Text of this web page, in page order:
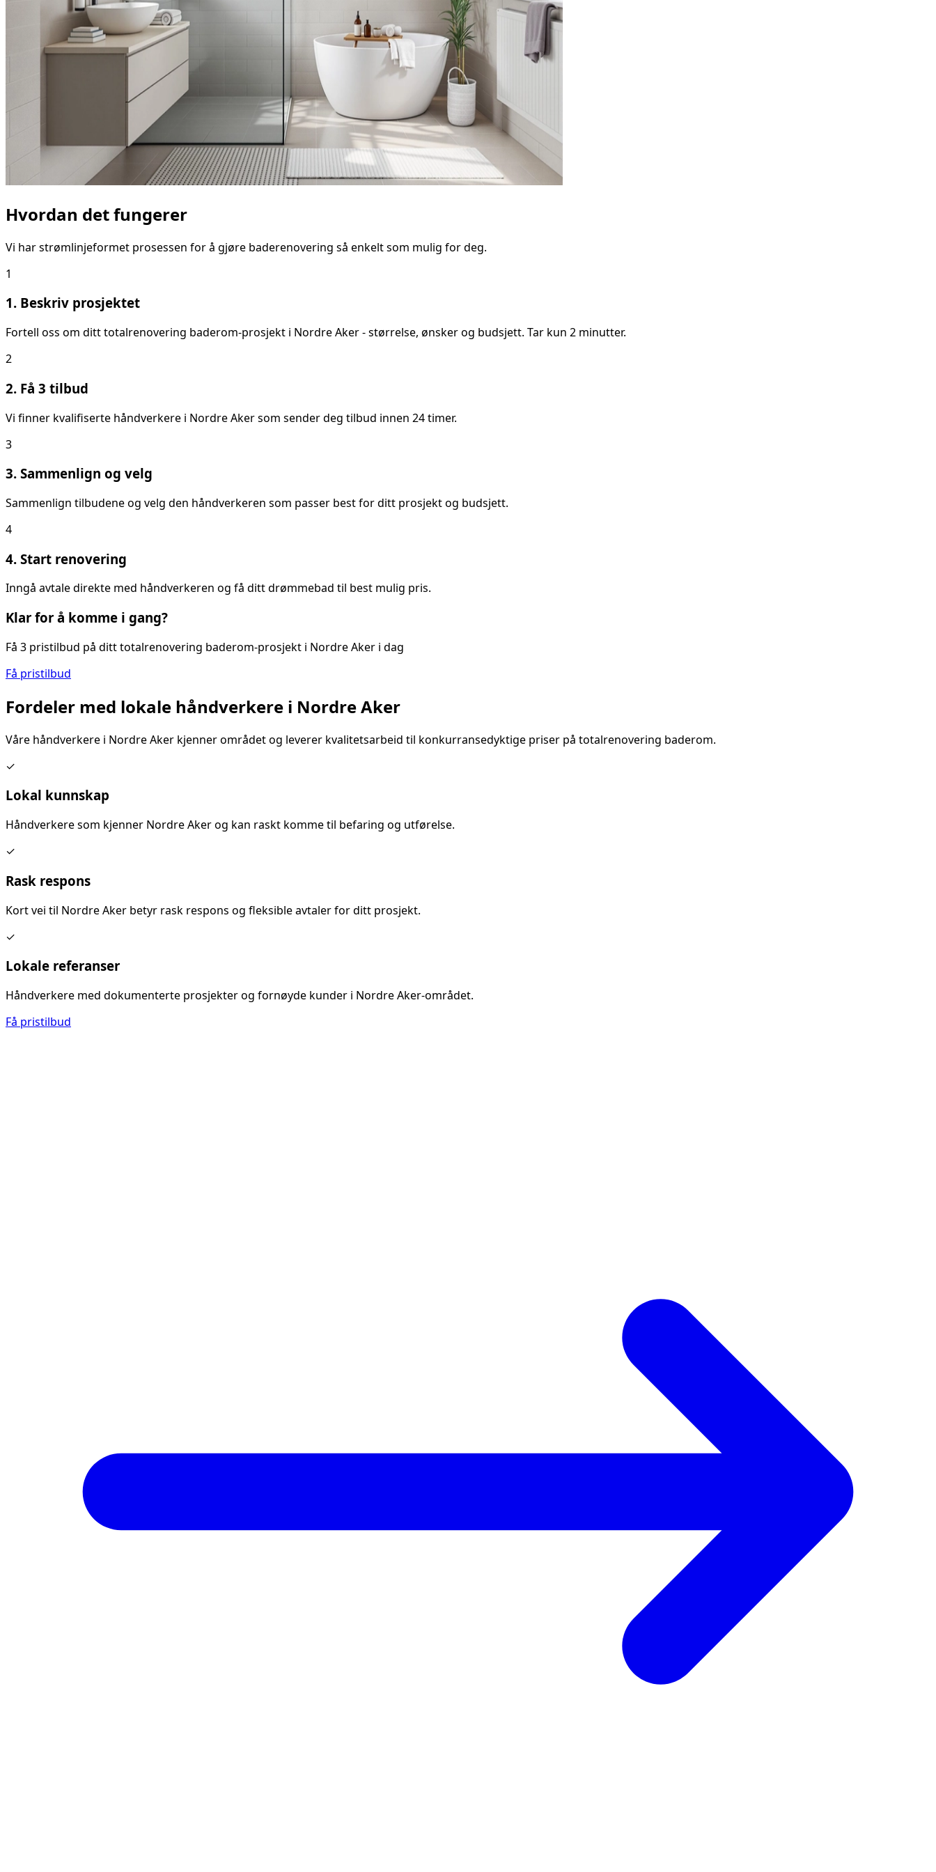
Hvordan det fungerer
Vi har strømlinjeformet prosessen for å gjøre baderenovering så enkelt som mulig for deg.
1
1. Beskriv prosjektet
Fortell oss om ditttotalrenovering baderom-prosjekt i Nordre Aker- størrelse, ønsker og budsjett. Tar kun 2 minutter.
2
2. Få 3 tilbud
Vi finner kvalifiserte håndverkere i Nordre Akersom sender deg tilbud innen 24 timer.
3
3. Sammenlign og velg
Sammenlign tilbudene og velg den håndverkeren som passer best for ditt prosjekt og budsjett.
4
4. Start renovering
Inngå avtale direkte med håndverkeren og få ditt drømmebad til best mulig pris.
Klar for å komme i gang?
Få 3 pristilbud på ditttotalrenovering baderom-prosjekt i Nordre Aker i dag
Få pristilbud
Fordeler med lokale håndverkere i Nordre Aker
Våre håndverkere i Nordre Aker kjenner området og leverer kvalitetsarbeid til konkurransedyktige priser på totalrenovering baderom.
✓
Lokal kunnskap
Håndverkere som kjenner Nordre Akerog kan raskt komme til befaring og utførelse.
✓
Rask respons
Kort vei til Nordre Aker betyr rask respons og fleksible avtaler for ditt prosjekt.
✓
Lokale referanser
Håndverkere med dokumenterte prosjekter og fornøyde kunder i Nordre Aker-området.
Få pristilbud